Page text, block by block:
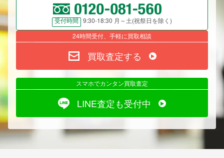
受付時間
9:30-18:30 月～土(祝祭日を除く)
24時間受付、手軽に買取相談
買取査定する
スマホでカンタン買取査定
LINE査定も受付中